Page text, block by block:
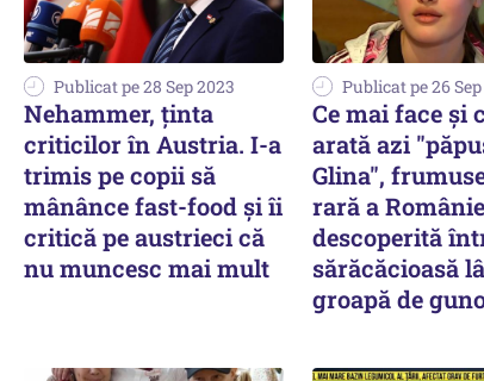
Publicat pe 28 Sep 2023
Nehammer, ţinta
criticilor în Austria. I-a
trimis pe copii să
mânânce fast-food şi îi
critică pe austrieci că
nu muncesc mai mult
Publicat pe 26
Ce mai face și
arată azi
Glina",
rară a
descoperită
sărăcăcioasă
groapă de